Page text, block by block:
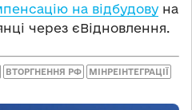
на відбудову на
через єВідновлення.
ВТОРГНЕННЯ РФ МІНРЕІНТЕГРАЦІЇ